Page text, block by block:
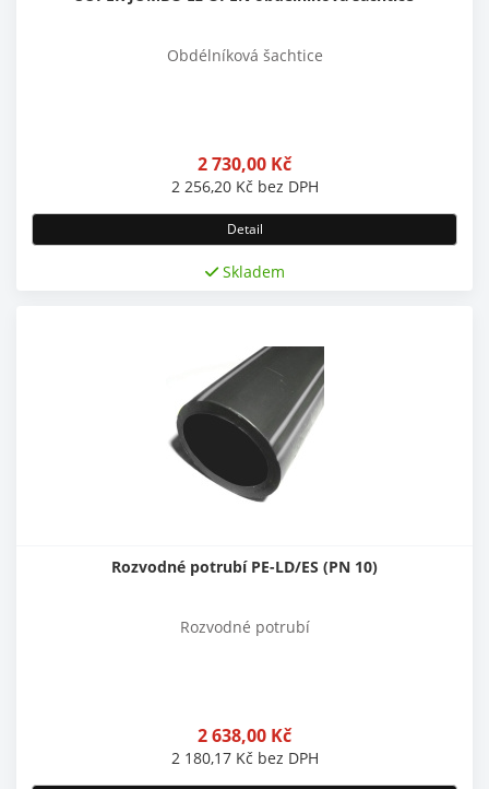
Obdélníková šachtice
2 730,00 Kč
2 256,20 Kč bez DPH
Detail
Skladem
Rozvodné potrubí PE-LD/ES (PN 10)
Rozvodné potrubí
2 638,00 Kč
2 180,17 Kč bez DPH